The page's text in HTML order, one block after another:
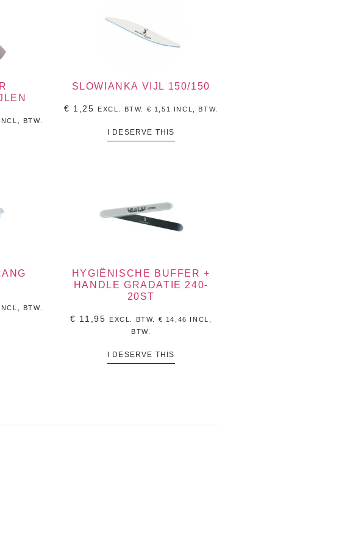
BTW.
SLOWIANKA VIJL 150/150
€ 1,25 EXCL. BTW. € 1,51 INCL, BTW.
I DESERVE THIS
BTW.
HYGIËNISCHE BUFFER +
HANDLE GRADATIE 240-
20ST
€ 11,95 EXCL. BTW. € 14,46 INCL,
BTW.
I DESERVE THIS